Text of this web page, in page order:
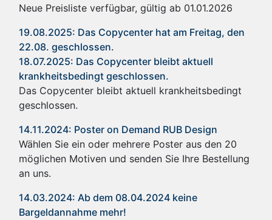
Neue Preisliste verfügbar, gültig ab 01.01.2026
19.08.2025: Das Copycenter hat am Freitag, den
22.08. geschlossen.
18.07.2025: Das Copycenter bleibt aktuell
krankheitsbedingt geschlossen.
Das Copycenter bleibt aktuell krankheitsbedingt
geschlossen.
14.11.2024: Poster on Demand RUB Design
Wählen Sie ein oder mehrere Poster aus den 20
möglichen Motiven und senden Sie Ihre Bestellung
an uns.
14.03.2024: Ab dem 08.04.2024 keine
Bargeldannahme mehr!